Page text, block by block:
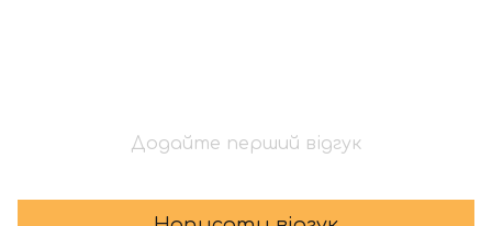
Додайте перший відгук